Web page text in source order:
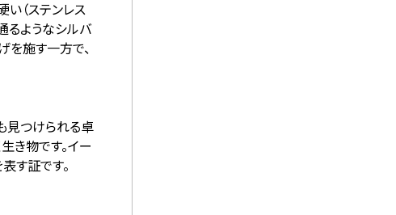
い（ステンレス
るようなシルバ
を施す一方で、
⾒つけられる卓
き物です。イー
す証です。